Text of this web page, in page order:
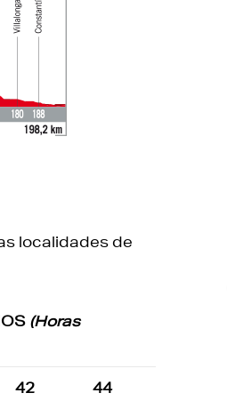
localidades de
(Horas
42
44